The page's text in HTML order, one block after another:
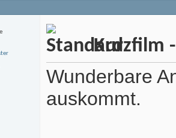
Kurzfilm
Wunderbare
auskommt.